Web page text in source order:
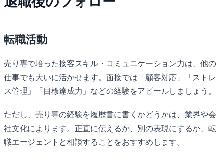
転職活動
売り専で培った接客スキル・コミュニケーション力は、他の
仕事でも大いに活かせます。面接では「顧客対応」「ストレ
ス管理」「目標達成力」などの経験をアピールしましょう。
ただし、売り専の経験を履歴書に書くかどうかは、業界や会
社文化によります。正直に伝えるか、別の表現にするか、転
職エージェントと相談することをおすすめします。